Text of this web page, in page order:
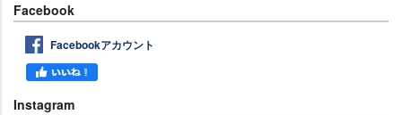
Facebook
Facebookアカウント
Instagram